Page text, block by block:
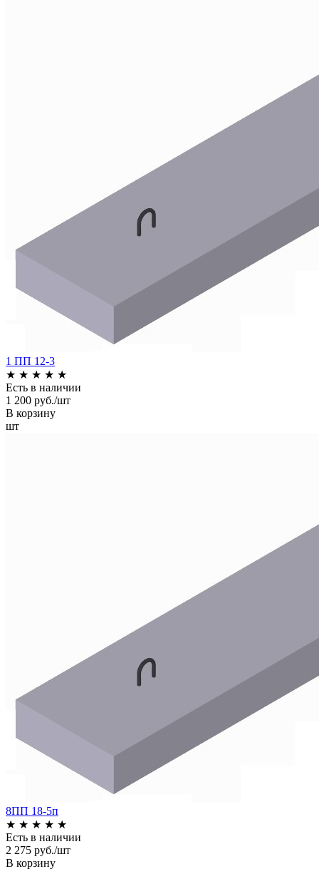
1 ПП 12-3
★ ★ ★ ★ ★
Есть в наличии
1 200 руб./шт
В корзину
шт
8ПП 18-5п
★ ★ ★ ★ ★
Есть в наличии
2 275 руб./шт
В корзину